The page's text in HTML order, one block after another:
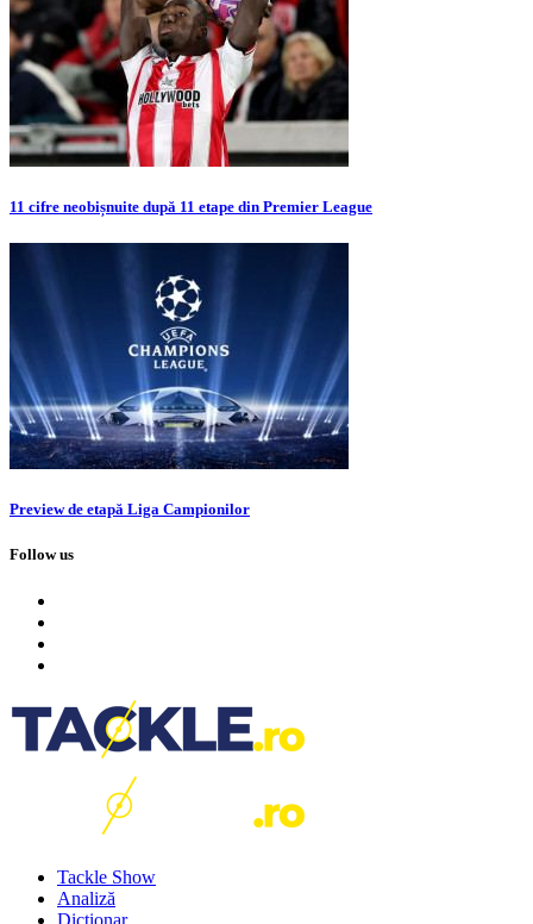
11 cifre neobișnuite după 11 etape din Premier League
Preview de etapă Liga Campionilor
Follow us
Tackle Show
Analiză